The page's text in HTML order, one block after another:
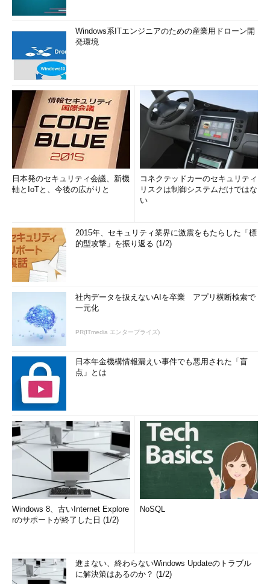
Windows系ITエンジニアのための産業用ドローン開
発環境
日本発のセキュリティ会議、新機
軸とIoTと、今後の広がりと
コネクテッドカーのセキュリティ
リスクは制御システムだけではな
い
2015年、セキュリティ業界に激震をもたらした「標
的型攻撃」を振り返る (1/2)
社内データを扱えないAIを卒業 アプリ横断検索で
一元化
PR(ITmedia エンタープライズ)
日本年金機構情報漏えい事件でも悪用された「盲
点」とは
Windows 8、古いInternet Explore
rのサポートが終了した日 (1/2)
NoSQL
進まない、終わらないWindows Updateのトラブル
に解決策はあるのか？ (1/2)